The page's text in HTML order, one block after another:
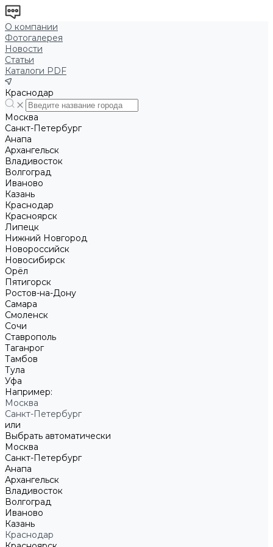
О компании
Фотогалерея
Новости
Статьи
Каталоги PDF
Краснодар
Москва
Санкт-Петербург
Анапа
Архангельск
Владивосток
Волгоград
Иваново
Казань
Краснодар
Красноярск
Липецк
Нижний Новгород
Новороссийск
Новосибирск
Орёл
Пятигорск
Ростов-на-Дону
Самара
Смоленск
Сочи
Ставрополь
Таганрог
Тамбов
Тула
Уфа
Например:
Москва
Санкт-Петербург
или
Выбрать автоматически
Москва
Санкт-Петербург
Анапа
Архангельск
Владивосток
Волгоград
Иваново
Казань
Краснодар